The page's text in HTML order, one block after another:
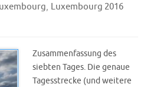
, Luxembourg 2016
Zusammenfassung des
siebten Tages. Die genaue
Tagesstrecke (und weitere